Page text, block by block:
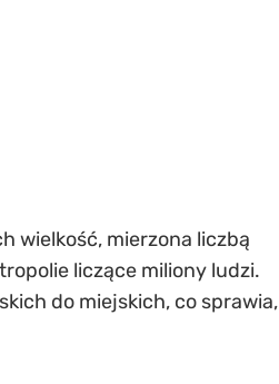
wielkość, mierzona liczbą
liczące miliony ludzi.
do miejskich, co sprawia,